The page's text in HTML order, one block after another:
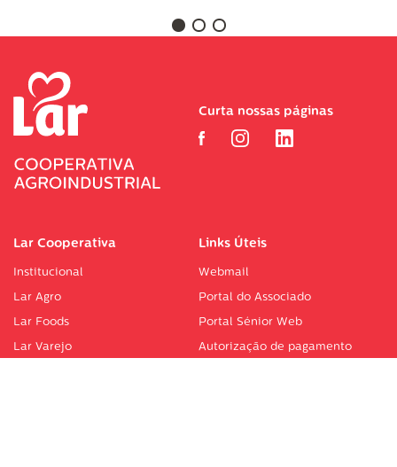
Lar Cooperativa
Institucional
Lar Agro
Lar Foods
Lar Varejo
Links Úteis
Webmail
Portal do Associado
Portal Sénior Web
Autorização de pagamento
Curta nossas páginas